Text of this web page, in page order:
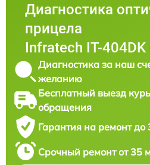
Диагностика
прицела
Infratech IT-
Диагностика за наш
желанию
Бесплатный выезд
обращения
Гарантия на ремонт до
Срочный ремонт от 35